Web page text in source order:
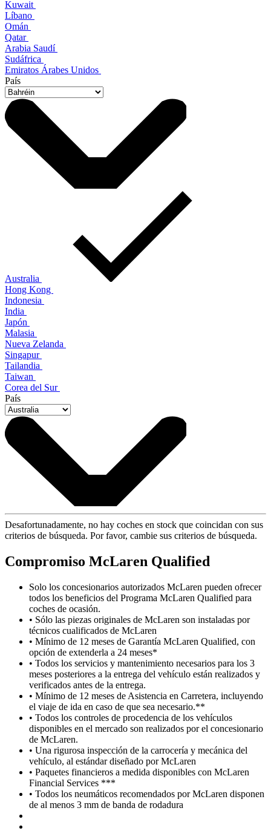
Kuwait
Líbano
Omán
Qatar
Arabia Saudí
Sudáfrica
Emiratos Árabes Unidos
País
Australia
Hong Kong
Indonesia
India
Japón
Malasia
Nueva Zelanda
Singapur
Tailandia
Taiwan
Corea del Sur
País
Desafortunadamente, no hay coches en stock que coincidan con sus
criterios de búsqueda. Por favor, cambie sus criterios de búsqueda.
Compromiso McLaren Qualified
Solo los concesionarios autorizados McLaren pueden ofrecer
todos los beneficios del Programa McLaren Qualified para
coches de ocasión.
• Sólo las piezas originales de McLaren son instaladas por
técnicos cualificados de McLaren
• Mínimo de 12 meses de Garantía McLaren Qualified, con
opción de extenderla a 24 meses*
• Todos los servicios y mantenimiento necesarios para los 3
meses posteriores a la entrega del vehículo están realizados y
verificados antes de la entrega.
• Mínimo de 12 meses de Asistencia en Carretera, incluyendo
el viaje de ida en caso de que sea necesario.**
• Todos los controles de procedencia de los vehículos
disponibles en el mercado son realizados por el concesionario
de McLaren.
• Una rigurosa inspección de la carrocería y mecánica del
vehículo, al estándar diseñado por McLaren
• Paquetes financieros a medida disponibles con McLaren
Financial Services ***
• Todos los neumáticos recomendados por McLaren disponen
de al menos 3 mm de banda de rodadura